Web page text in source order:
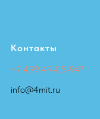
Контакты
+7 499 49-05-947
info@4mit.ru